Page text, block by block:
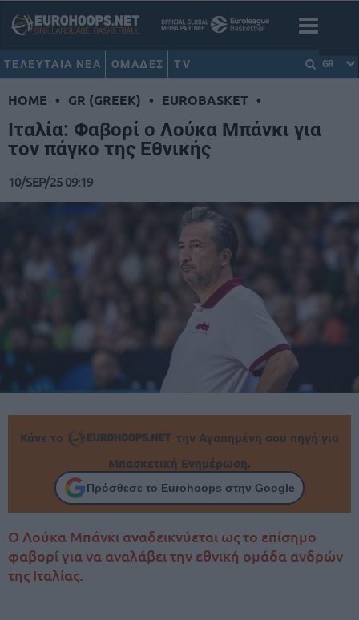
ΤΕΛΕΥΤΑΙΑ ΝΕΑ ΟΜΑΔΕΣ TV GR
HOME • GR (GREEK) • EUROBASKET •
Ιταλία: Φαβορί ο Λούκα Μπάνκι για
τον πάγκο της Εθνικής
10/SEP/25 09:19
Κάνε το
την Αγαπημένη σου πηγή για
Μπασκετική Ενημέρωση.
Πρόσθεσε το Eurohoops στην Google
Ο Λούκα Μπάνκι αναδεικνύεται ως το επίσημο
φαβορί για να αναλάβει την εθνική ομάδα ανδρών
της Ιταλίας.